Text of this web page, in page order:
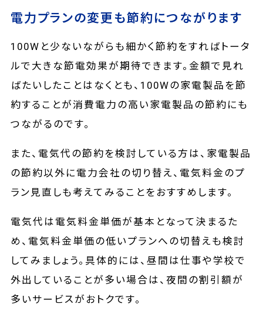
電力プランの変更も節約につながります
100Wと少ないながらも細かく節約をすればトータ
ルで大きな節電効果が期待できます。金額で見れ
ばたいしたことはなくとも、100Wの家電製品を節
約することが消費電力の高い家電製品の節約にも
つながるのです。
また、電気代の節約を検討している方は、家電製品
の節約以外に電力会社の切り替え、電気料金のプ
ラン見直しも考えてみることをおすすめします。
電気代は電気料金単価が基本となって決まるた
め、電気料金単価の低いプランへの切替えも検討
してみましょう。具体的には、昼間は仕事や学校で
外出していることが多い場合は、夜間の割引額が
多いサービスがおトクです。